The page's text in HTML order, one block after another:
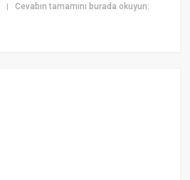
|Cevabın tamamını burada okuyun: